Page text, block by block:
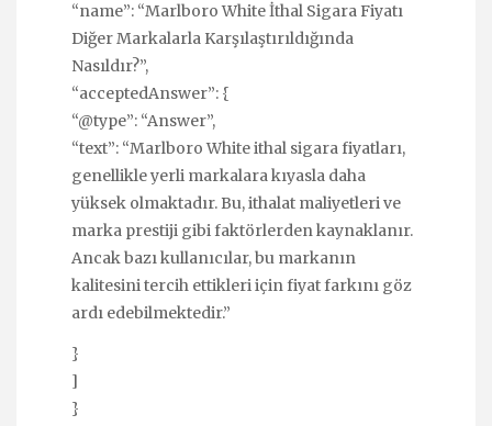
“name”: “Marlboro White İthal Sigara Fiyatı
Diğer Markalarla Karşılaştırıldığında
Nasıldır?”,
“acceptedAnswer”: {
“@type”: “Answer”,
“text”: “Marlboro White ithal sigara fiyatları,
genellikle yerli markalara kıyasla daha
yüksek olmaktadır. Bu, ithalat maliyetleri ve
marka prestiji gibi faktörlerden kaynaklanır.
Ancak bazı kullanıcılar, bu markanın
kalitesini tercih ettikleri için fiyat farkını göz
ardı edebilmektedir.”
}
]
}